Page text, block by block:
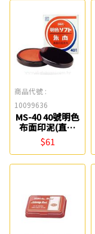
商品代號 :
10099636
MS-40 40號明色
布面印泥(直徑
4.2cm) 利百代
$61